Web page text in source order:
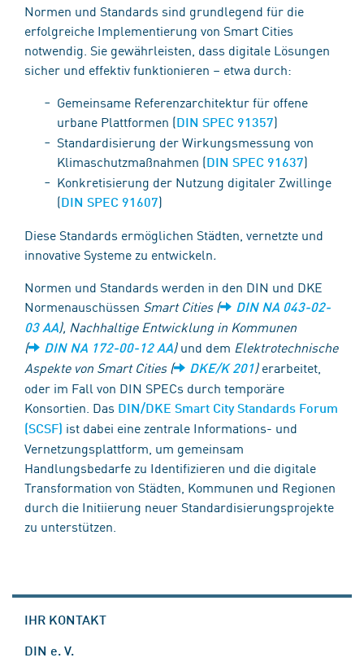
Normen und Standards sind grundlegend für die
erfolgreiche Implementierung von Smart Cities
notwendig. Sie gewährleisten, dass digitale Lösungen
sicher und effektiv funktionieren – etwa durch:
Gemeinsame Referenzarchitektur für offene
urbane Plattformen (DIN SPEC 91357)
Standardisierung der Wirkungsmessung von
Klimaschutzmaßnahmen (DIN SPEC 91637)
Konkretisierung der Nutzung digitaler Zwillinge
(DIN SPEC 91607)
Diese Standards ermöglichen Städten, vernetzte und
innovative Systeme zu entwickeln.
Normen und Standards werden in den DIN und DKE
Normenauschüssen Smart Cities (
DIN NA 043-02-
03 AA), Nachhaltige Entwicklung in Kommunen
(
DIN NA 172-00-12 AA)und dem Elektrotechnische
Aspekte von Smart Cities (
DKE/K 201)erarbeitet,
oder im Fall von DIN SPECs durch temporäre
Konsortien. Das DIN/DKE Smart City Standards Forum
(SCSF) ist dabei eine zentrale Informations- und
Vernetzungsplattform, um gemeinsam
Handlungsbedarfe zu Identifizieren und die digitale
Transformation von Städten, Kommunen und Regionen
durch die Initiierung neuer Standardisierungsprojekte
zu unterstützen.
IHR KONTAKT
DIN e. V.